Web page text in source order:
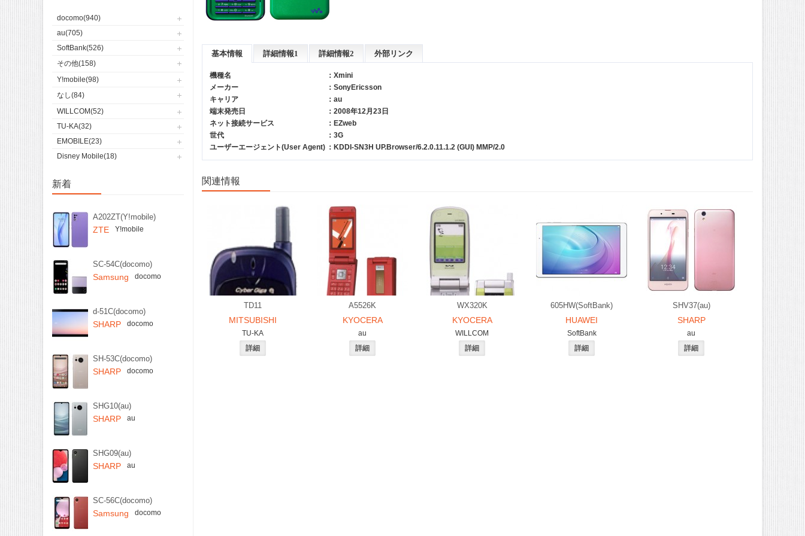
docomo(940)
au(705)
SoftBank(526)
その他(158)
Y!mobile(98)
なし(84)
WILLCOM(52)
TU-KA(32)
EMOBILE(23)
Disney Mobile(18)
新着
A202ZT(Y!mobile)
ZTE Y!mobile
SC-54C(docomo)
Samsung docomo
d-51C(docomo)
SHARP docomo
SH-53C(docomo)
SHARP docomo
SHG10(au)
SHARP au
SHG09(au)
SHARP au
SC-56C(docomo)
Samsung docomo
基本情報 詳細情報1 詳細情報2 外部リンク
機種名
：Xmini
メーカー
： SonyEricsson
キャリア
： au
端末発売日
：2008年12月23日
ネット接続サービス
：EZweb
世代
：3G
ユーザーエージェント(User Agent) ：KDDI-SN3H UP.Browser/6.2.0.11.1.2 (GUI) MMP/2.0
関連情報
TD11
MITSUBISHI
TU-KA
A5526K
KYOCERA
au
WX320K
KYOCERA
WILLCOM
605HW(SoftBank)
HUAWEI
SoftBank
SHV37(au)
SHARP
au